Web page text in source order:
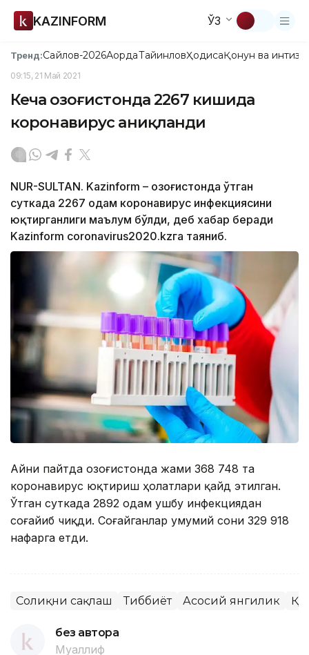
KAZINFORM ЎЗ
Тренд:Сайлов-2026АқордаТайинловҲодисаҚонун ва
09:15, 21 Май 2021
Кеча Қозоғистонда 2267 кишида
коронавирус аниқланди
NUR-SULTAN. Kazinform – Қозоғистонда ўтган
суткада 2267 одам коронавирус инфекциясини
юқтирганлиги маълум бўлди, деб хабар беради
Kazinform coronavirus2020.kzга таяниб.
Айни пайтда Қозоғистонда жами 368 748 та
коронавирус юқтириш ҳолатлари қайд этилган.
Ўтган суткада 2892 одам ушбу инфекциядан
соғайиб чиқди. Соғайганлар умумий сони 329 918
нафарга етди.
Соғлиқни сақлаш Тиббиёт Асосий янгилик ҚР
без автора
Муаллиф